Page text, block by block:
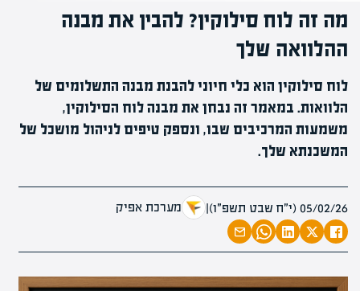
מה זה לוח סילוקין? להבין את מבנה
ההלוואה שלך
לוח סילוקין הוא כלי חיוני להבנת מבנה התשלומים של
הלוואות. במאמר זה נבחן את מבנה לוח הסילוקין,
משמעות המרכיבים שבו, ונספק טיפים לניהול מושכל של
המשכנתא שלך.
05/02/26 (י״ח שבט תשפ״ו) | מערכת אפיק